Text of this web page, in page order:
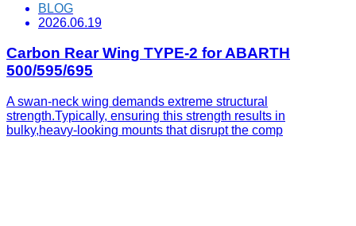
BLOG
2026.06.19
Carbon Rear Wing TYPE-2 for ABARTH
500/595/695
A swan-neck wing demands extreme structural
strength.Typically, ensuring this strength results in
bulky,heavy-looking mounts that disrupt the comp